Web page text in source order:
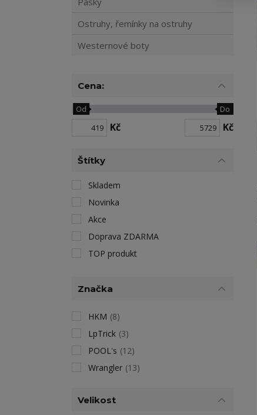
Ostruhy, řemínky na ostruhy
Westernové boty
Cena:
Kč
Od Do
Kč
Štítky
Skladem
Novinka
Akce
Doprava ZDARMA
TOP produkt
Značka
HKM (8)
LpTrick (3)
POOL's (12)
Wrangler (13)
Velikost